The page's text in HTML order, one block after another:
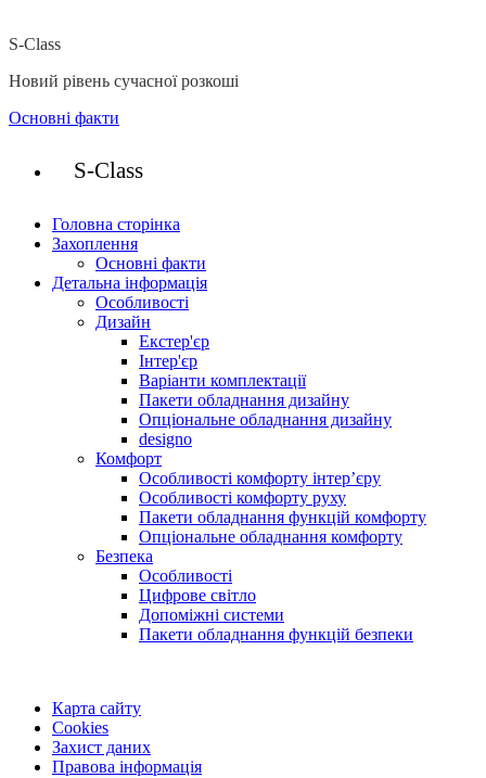
S-Class
Новий рівень сучасної розкоші
Основні факти
S-Class
Головна сторінка
Захоплення
Основні факти
Детальна інформація
Особливості
Дизайн
Екстер'єр
Інтер'єр
Варіанти комплектації
Пакети обладнання дизайну
Опціональне обладнання дизайну
designo
Комфорт
Особливості комфорту інтер’єру
Особливості комфорту руху
Пакети обладнання функцій комфорту
Опціональне обладнання комфорту
Безпека
Особливості
Цифрове світло
Допоміжні системи
Пакети обладнання функцій безпеки
Карта сайту
Cookies
Захист даних
Правова інформація